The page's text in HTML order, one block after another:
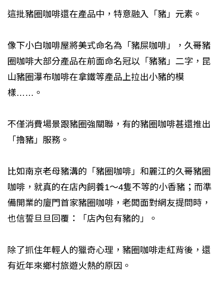
這批豬圈咖啡還在產品中，特意融入「豬」元素。
像下小白咖啡屋將美式命名為「豬屎咖啡」，久哥豬
圈咖啡大部分產品在前面命名冠以「豬豬」二字，昆
山豬圈瀑布咖啡在拿鐵等產品上拉出小豬的模
樣……。
不僅消費場景跟豬圈強關聯，有的豬圈咖啡甚還推出
「擼豬」服務。
比如南京老母豬溝的「豬圈咖啡」和麗江的久哥豬圈
咖啡，就真的在店內飼養1～4隻不等的小香豬；而準
備開業的廈門首家豬圈咖啡，老闆面對網友提問時，
也信誓旦旦回覆：「店內包有豬的」。
除了抓住年輕人的獵奇心理，豬圈咖啡走紅背後，還
有近年來鄉村旅遊火熱的原因。